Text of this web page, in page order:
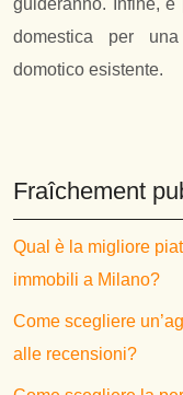
guideranno. Infine,
domestica per
domotico esistente.
Fraîchement
Qual è la migliore
immobili a Milano?
Come scegliere
alle recensioni?